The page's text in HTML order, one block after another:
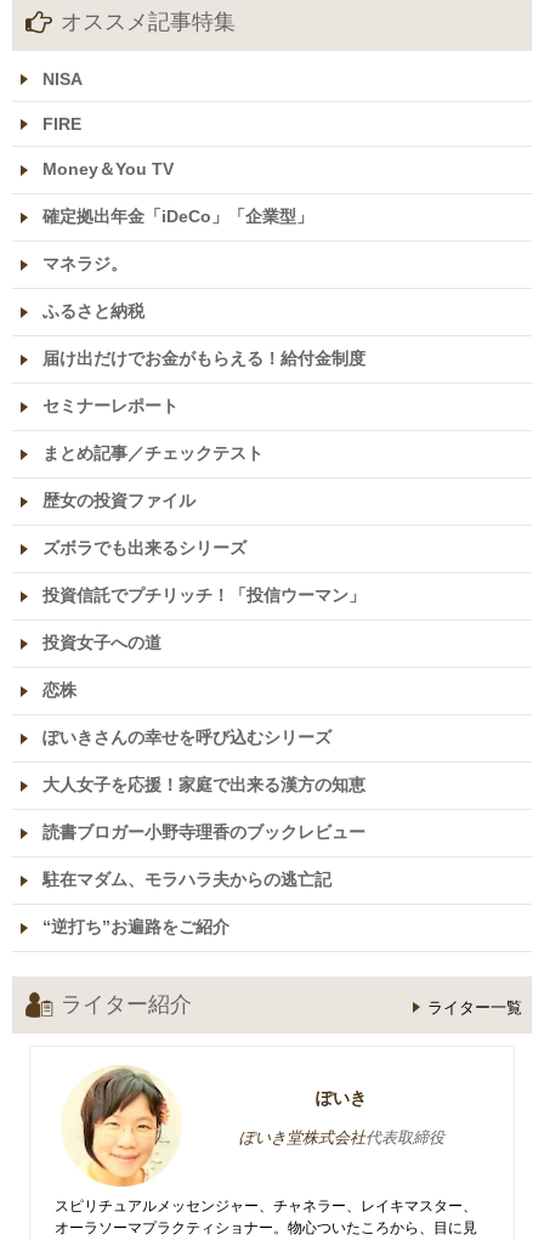
オススメ記事特集
NISA
FIRE
Money＆You TV
確定拠出年金「iDeCo」「企業型」
マネラジ。
ふるさと納税
届け出だけでお金がもらえる！給付金制度
セミナーレポート
まとめ記事／チェックテスト
歴女の投資ファイル
ズボラでも出来るシリーズ
投資信託でプチリッチ！「投信ウーマン」
投資女子への道
恋株
ぽいきさんの幸せを呼び込むシリーズ
大人女子を応援！家庭で出来る漢方の知恵
読書ブロガー小野寺理香のブックレビュー
駐在マダム、モラハラ夫からの逃亡記
“逆打ち”お遍路をご紹介
ライター紹介 ライター一覧
ぽいき
ぽいき堂株式会社代表取締役
スピリチュアルメッセンジャー、チャネラー、レイキマスター、
オーラソーマプラクティショナー。物心ついたころから、目に見